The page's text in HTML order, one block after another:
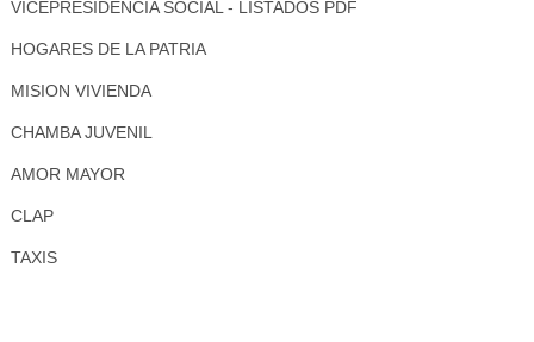
VICEPRESIDENCIA SOCIAL - LISTADOS PDF
HOGARES DE LA PATRIA
MISION VIVIENDA
CHAMBA JUVENIL
AMOR MAYOR
CLAP
TAXIS